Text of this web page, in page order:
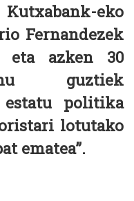
eko
Fernandezek
eta azken 30
guztiek
estatu politika
lotutako
ematea”.